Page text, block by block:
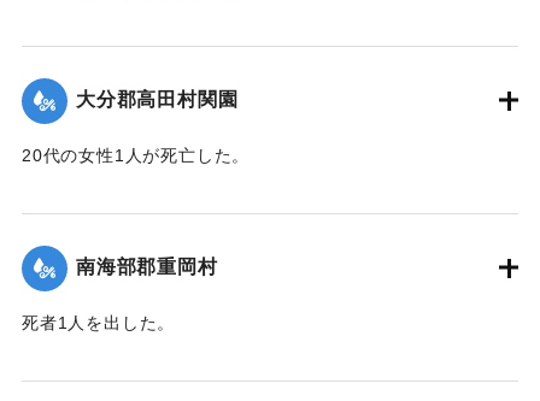
｜固有コード:00481069
大分郡高田村関園
20代の女性1人が死亡した。
｜固有コード: 00481070
南海部郡重岡村
死者1人を出した。